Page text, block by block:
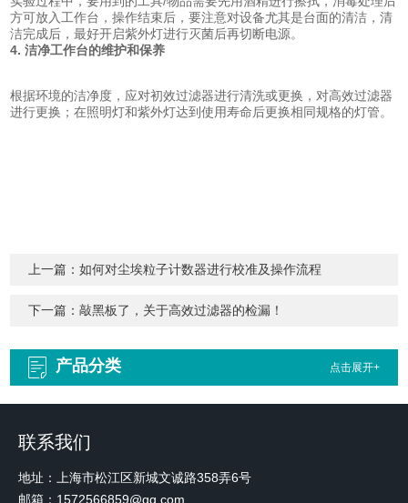
方可放入工作台，操作结束后，要注意对设备尤其是台面的清洁，清
洁完成后，最好开启紫外灯进行灭菌后再切断电源。
4. 洁净工作台的维护和保养
根据环境的洁净度，应对初效过滤器进行清洗或更换，对高效过滤器
进行更换；在照明灯和紫外灯达到使用寿命后更换相同规格的灯管。
上一篇：如何对尘埃粒子计数器进行校准及操作流程
下一篇：敲黑板了，关于高效过滤器的检漏！
产品分类 点击展开+
联系我们
地址：上海市松江区新城文诚路358弄6号
邮箱：1572566859@qq.com